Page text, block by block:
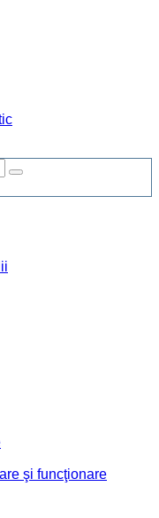
şi funcţionare